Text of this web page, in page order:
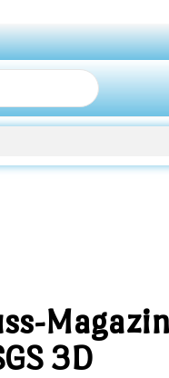
Magazin
3D